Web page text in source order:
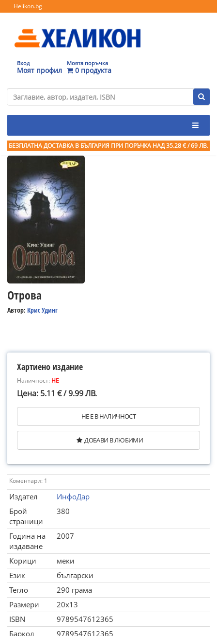
Helikon.bg
Вход
Моят профил
Моята поръчка
0 продукта
БЕЗПЛАТНА ДОСТАВКА В БЪЛГАРИЯ ПРИ ПОРЪЧКА НАД 35.28 € / 69 ЛВ.
Отрова
Автор: Крис Удинг
Хартиено издание
Наличност: НЕ
Цена: 5.11 € / 9.99 ЛВ.
НЕ Е В НАЛИЧНОСТ
ДОБАВИ В ЛЮБИМИ
Коментари: 1
Издател
ИнфоДар
Брой
страници
380
Година на
издаване
2007
Корици
меки
Език
български
Тегло
290 грама
Размери
20x13
ISBN
9789547612365
Баркод
9789547612365